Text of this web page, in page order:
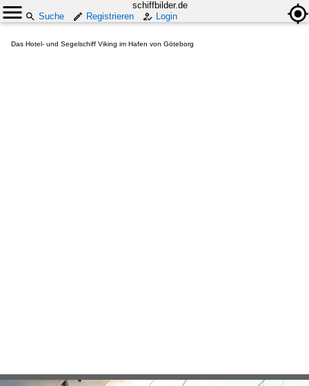
schiffbilder.de
Suche
Registrieren Login
Das Hotel- und Segelschiff Viking im Hafen von Göteborg